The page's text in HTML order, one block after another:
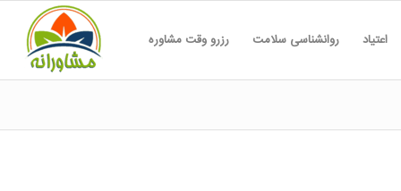
اعتیاد روانشناسی سلامت رزرو وقت مشاوره